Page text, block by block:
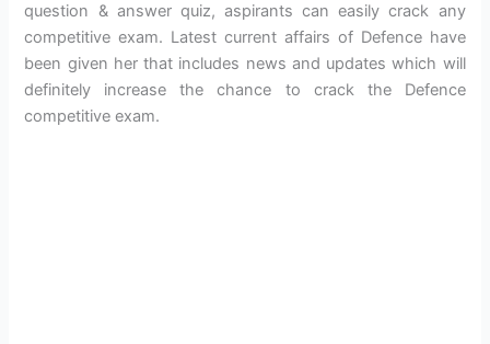
question & answer quiz, aspirants can easily crack any
competitive exam. Latest current affairs of Defence have
been given her that includes news and updates which will
definitely increase the chance to crack the Defence
competitive exam.